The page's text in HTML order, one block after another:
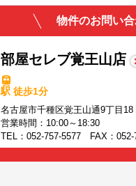
物件のお問い
部屋セレブ覚王山店
駅 徒歩1分
名古屋市千種区覚王山通9丁目18
営業時間：10:00～18:30
TEL：052-757-5577 FAX：052-